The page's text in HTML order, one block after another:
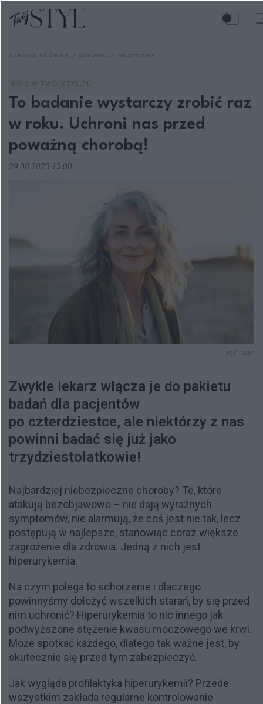
To badanie wystarczy zrobić raz
w roku. Uchroni nas przed
poważną chorobą!
29.08.2023 13:00
Zwykle lekarz włącza je do pakietu
badań dla pacjentów
po czterdziestce, ale niektórzy z nas
powinni badać się już jako
trzydziestolatkowie!
Najbardziej niebezpieczne choroby? Te, które
atakują bezobjawowo – nie dają wyraźnych
symptomów, nie alarmują, że coś jest nie tak, lecz
postępują w najlepsze, stanowiąc coraz większe
zagrożenie dla zdrowia. Jedną z nich jest
hiperurykemia.
Na czym polega to schorzenie i dlaczego
powinnyśmy dołożyć wszelkich starań, by się przed
nim uchronić? Hiperurykemia to nic innego jak
podwyższone stężenie kwasu moczowego we krwi.
Może spotkać każdego, dlatego tak ważne jest, by
skutecznie się przed tym zabezpieczyć.
Jak wygląda profilaktyka hiperurykemii? Przede
wszystkim zakłada regularne kontrolowanie